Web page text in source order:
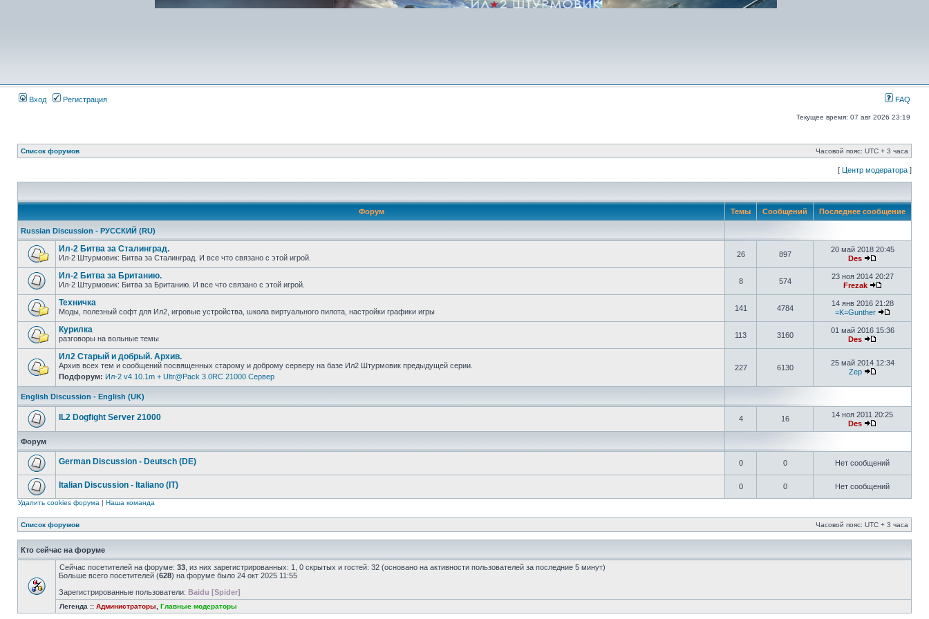
Вход Регистрация FAQ
Текущее время: 07 авг 2026 23:19
Список форумов Часовой пояс: UTC + 3 часа
[ Центр модератора ]
Форум Темы Сообщений Последнее сообщение
Russian Discussion - РУССКИЙ (RU)
Ил-2 Битва за Сталинград.
Ил-2 Штурмовик: Битва за Сталинград. И все что связано с этой игрой. 26 897
20 май 2018 20:45
Des
Ил-2 Битва за Британию.
Ил-2 Штурмовик: Битва за Британию. И все что связано с этой игрой. 8 574
23 ноя 2014 20:27
Frezak
Техничка
Моды, полезный софт для Ил2, игровые устройства, школа виртуального пилота, настройки графики игры 141 4784
14 янв 2016 21:28
=K=Gunther
Курилка
разговоры на вольные темы 113 3160
01 май 2016 15:36
Des
Ил2 Старый и добрый. Архив.
Архив всех тем и сообщений посвященных старому и доброму серверу на базе Ил2 Штурмовик предыдущей серии.
Подфорум: Ил-2 v4.10.1m + Ultr@Pack 3.0RC 21000 Сервер
227 6130
25 май 2014 12:34
Zep
English Discussion - English (UK)
IL2 Dogfight Server 21000 4 16
14 ноя 2011 20:25
Des
Форум
German Discussion - Deutsch (DE) 0 0 Нет сообщений
Italian Discussion - Italiano (IT) 0 0 Нет сообщений
Удалить cookies форума | Наша команда
Список форумов Часовой пояс: UTC + 3 часа
Кто сейчас на форуме
Сейчас посетителей на форуме: 33 , из них зарегистрированных: 1, 0 скрытых и гостей: 32 (основано на активности пользователей за последние 5 минут)
Больше всего посетителей (628) на форуме было 24 окт 2025 11:55
Зарегистрированные пользователи: Baidu [Spider]
Легенда :: Администраторы Главные модераторы